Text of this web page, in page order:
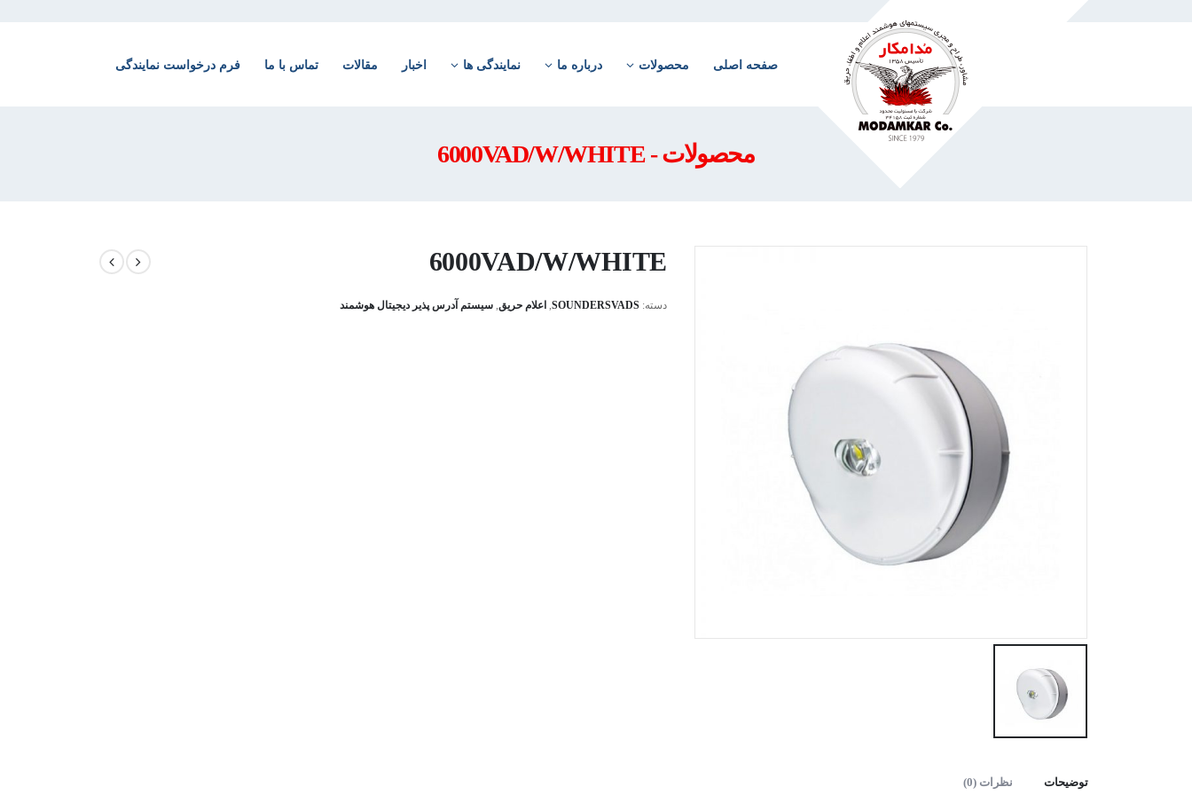
صفحه اصلی محصولات درباره ما نمایندگی ها اخبار مقالات تماس با ما فرم درخواست نمایندگی
محصولات - 6000VAD/W/WHITE
6000VAD/W/WHITE
دسته: SOUNDERSVADS
, اعلام حریق, سیستم آدرس پذیر دیجیتال هوشمند
توضیحات نظرات (0)